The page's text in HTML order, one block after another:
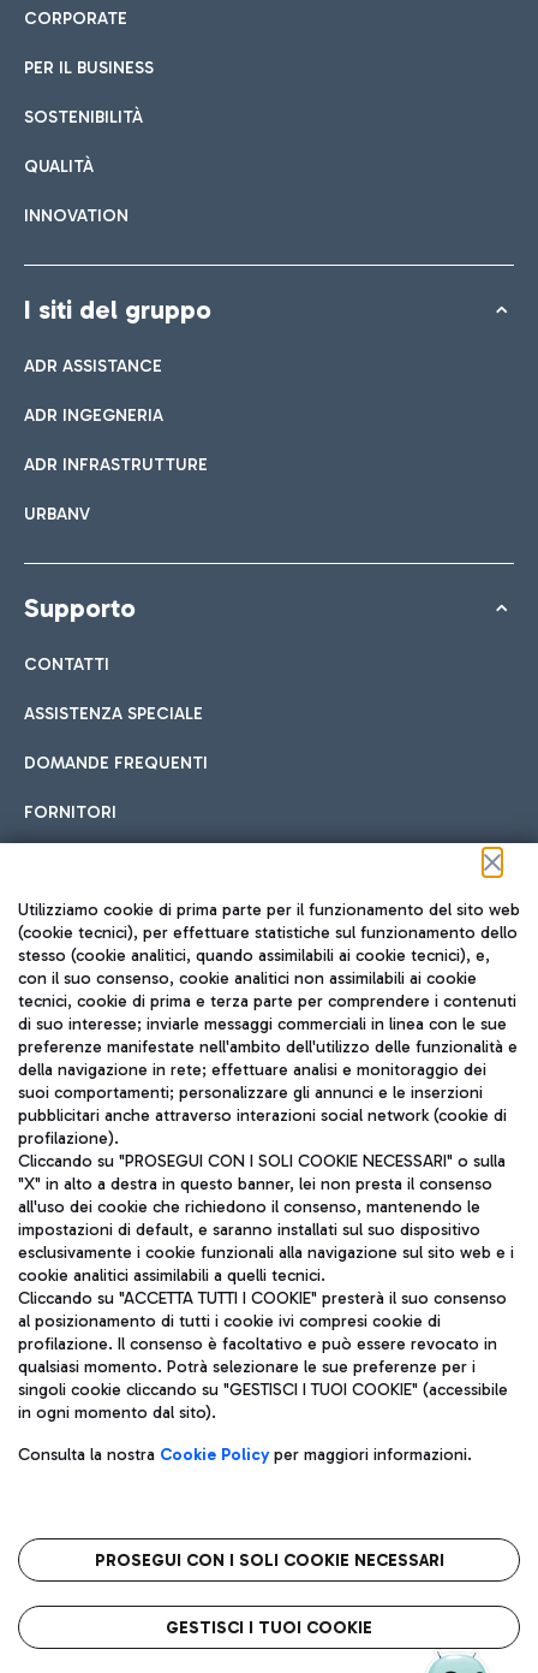
CORPORATE
PER IL BUSINESS
SOSTENIBILITÀ
QUALITÀ
INNOVATION
I siti del gruppo
ADR ASSISTANCE
ADR INGEGNERIA
ADR INFRASTRUTTURE
URBANV
Supporto
CONTATTI
ASSISTENZA SPECIALE
DOMANDE FREQUENTI
FORNITORI
Seguici sui social
TRAVEL JOURNAL
ITA
Aeroporti di Roma S.p.A. - Società soggetta a direzione e
coordinamento di Mundys S.p.A.
Codice fiscale e Registro delle Imprese di Roma 13032990155 P.
IVA 06572251004
Capitale sociale 62.224.743,00 int. vers.
Sede legale: Via Pier Paolo Racchetti 1 - 00054 Fiumicino (RM)
telefono +39 06 65951
Privacy policy
Note legali
Roma FCO
L'aeroporto stellato
Utilizziamo cookie di prima parte per il funzionamento del sito web
(cookie tecnici), per effettuare statistiche sul funzionamento dello
stesso (cookie analitici, quando assimilabili ai cookie tecnici), e,
con il suo consenso, cookie analitici non assimilabili ai cookie
tecnici, cookie di prima e terza parte per comprendere i contenuti
di suo interesse; inviarle messaggi commerciali in linea con le sue
preferenze manifestate nell'ambito dell'utilizzo delle funzionalità e
della navigazione in rete; effettuare analisi e monitoraggio dei
suoi comportamenti; personalizzare gli annunci e le inserzioni
pubblicitari anche attraverso interazioni social network (cookie di
profilazione).
Cliccando su "PROSEGUI CON I SOLI COOKIE NECESSARI" o sulla
"X" in alto a destra in questo banner, lei non presta il consenso
all'uso dei cookie che richiedono il consenso, mantenendo le
impostazioni di default, e saranno installati sul suo dispositivo
esclusivamente i cookie funzionali alla navigazione sul sito web e i
cookie analitici assimilabili a quelli tecnici.
Cliccando su "ACCETTA TUTTI I COOKIE" presterà il suo consenso
al posizionamento di tutti i cookie ivi compresi cookie di
profilazione. Il consenso è facoltativo e può essere revocato in
qualsiasi momento. Potrà selezionare le sue preferenze per i
singoli cookie cliccando su "GESTISCI I TUOI COOKIE" (accessibile
in ogni momento dal sito).
Consulta la nostra Cookie Policyper maggiori informazioni.
PROSEGUI CON I SOLI COOKIE NECESSARI
GESTISCI I TUOI COOKIE